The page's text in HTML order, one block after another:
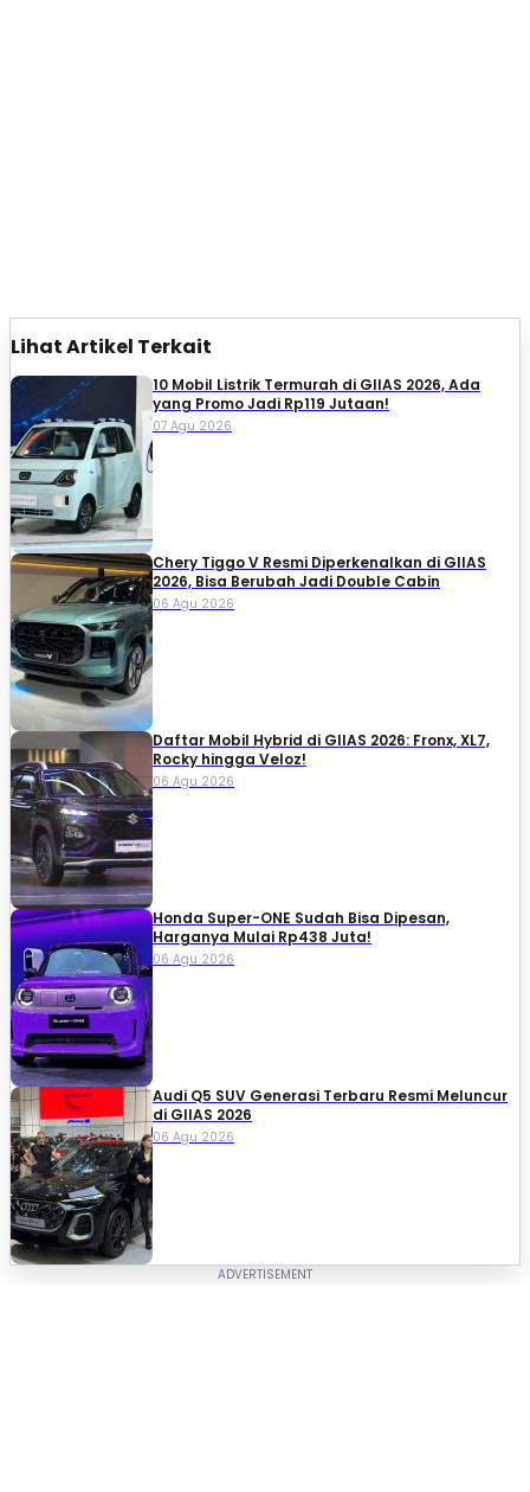
Lihat Artikel Terkait
10 Mobil Listrik Termurah di GIIAS 2026, Ada
yang Promo Jadi Rp119 Jutaan!
07 Agu 2026
Chery Tiggo V Resmi Diperkenalkan di GIIAS
2026, Bisa Berubah Jadi Double Cabin
06 Agu 2026
Daftar Mobil Hybrid di GIIAS 2026: Fronx, XL7,
Rocky hingga Veloz!
06 Agu 2026
Honda Super-ONE Sudah Bisa Dipesan,
Harganya Mulai Rp438 Juta!
06 Agu 2026
Audi Q5 SUV Generasi Terbaru Resmi Meluncur
di GIIAS 2026
06 Agu 2026